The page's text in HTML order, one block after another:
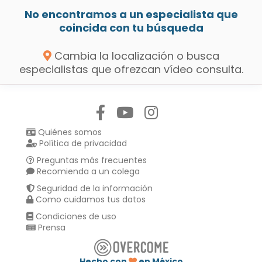
No encontramos a un especialista que
coincida con tu búsqueda
Cambia la localización o busca
especialistas que ofrezcan vídeo consulta.
Quiénes somos
Política de privacidad
Preguntas más frecuentes
Recomienda a un colega
Seguridad de la información
Como cuidamos tus datos
Condiciones de uso
Prensa